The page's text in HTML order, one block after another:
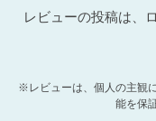
レビューの投稿は、
※レビューは、個人の主観
能を保